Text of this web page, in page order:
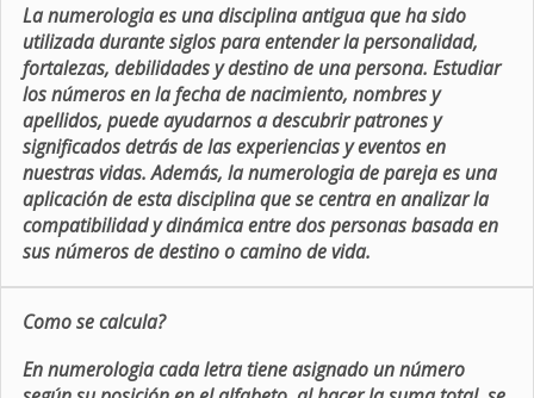
La numerologia es una disciplina antigua que ha sido
utilizada durante siglos para entender la personalidad,
fortalezas, debilidades y destino de una persona. Estudiar
los números en la fecha de nacimiento, nombres y
apellidos, puede ayudarnos a descubrir patrones y
significados detrás de las experiencias y eventos en
nuestras vidas. Además, la numerologia de pareja es una
aplicación de esta disciplina que se centra en analizar la
compatibilidad y dinámica entre dos personas basada en
sus números de destino o camino de vida.
Como se calcula?
En numerologia cada letra tiene asignado un número